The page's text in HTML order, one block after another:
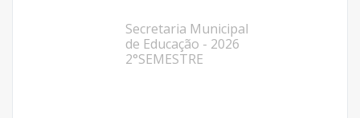
Secretaria Municipal
de Educação - 2026
2°SEMESTRE